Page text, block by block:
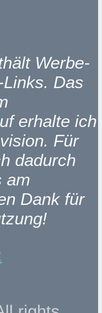
Werbe-
Das
erhalte ich
Für
dadurch
am
Dank für